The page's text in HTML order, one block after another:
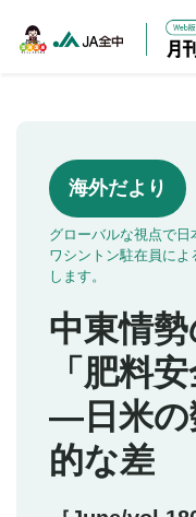
海外だより
グローバルな視点で
ワシントン駐在員に
します。
中東情
「肥料
―日米の
的な差